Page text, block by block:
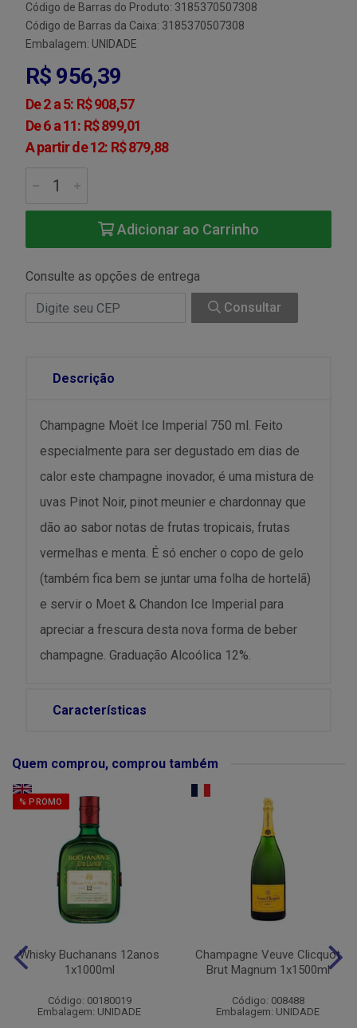
Código de Barras do Produto: 3185370507308
Código de Barras da Caixa: 3185370507308
Embalagem: UNIDADE
R$ 956,39
De 2 a 5: R$ 908,57
De 6 a 11: R$ 899,01
A partir de 12: R$ 879,88
Adicionar ao Carrinho
Consulte as opções de entrega
Consultar
Descrição
Champagne Moët Ice Imperial 750 ml. Feito
especialmente para ser degustado em dias de
calor este champagne inovador, é uma mistura de
uvas Pinot Noir, pinot meunier e chardonnay que
dão ao sabor notas de frutas tropicais, frutas
vermelhas e menta. É só encher o copo de gelo
(também fica bem se juntar uma folha de hortelã)
e servir o Moet & Chandon Ice Imperial para
apreciar a frescura desta nova forma de beber
champagne. Graduação Alcoólica 12%.
Características
Quem comprou, comprou também
% PROMO
Whisky Buchanans 12anos
1x1000ml
Código: 00180019
Embalagem: UNIDADE
Champagne Veuve Clicquot
Brut Magnum 1x1500ml
Código: 008488
Embalagem: UNIDADE